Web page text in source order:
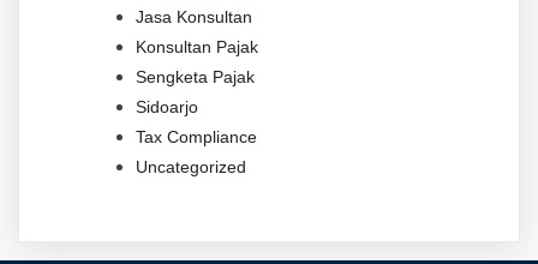
Jasa Konsultan
Konsultan Pajak
Sengketa Pajak
Sidoarjo
Tax Compliance
Uncategorized